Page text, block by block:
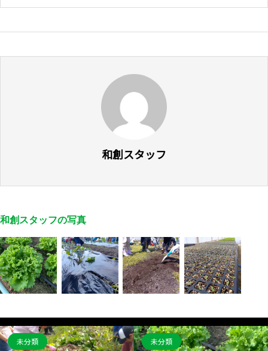
和創スタッフ
和創スタッフの写真
未分類 未分類